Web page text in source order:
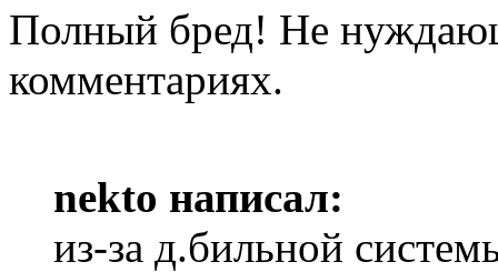
Полный бред! Не
комментариях.
nekto написал:
из-за д.бильной